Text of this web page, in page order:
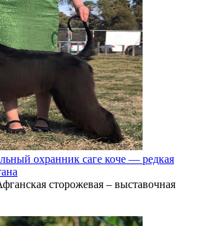
охранник саге коче — редкая
сторожевая – выставочная